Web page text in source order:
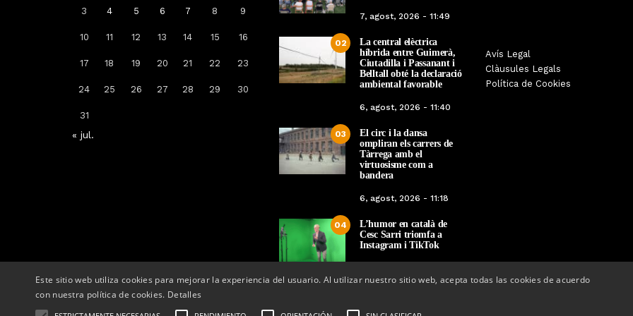
3 4 5 6 7 8 9
10 11 12 13 14 15 16
17 18 19 20 21 22 23
24 25 26 27 28 29 30
31
« jul.
7, agost, 2026 - 11:49
02
La central elèctrica
híbrida entre Guimerà,
Ciutadilla i Passanant i
Belltall obté la declaració
ambiental favorable
6, agost, 2026 - 11:40
03
El circ i la dansa
ompliran els carrers de
Tàrrega amb el
virtuosisme com a
bandera
6, agost, 2026 - 11:18
04
L’humor en català de
Cesc Sarri triomfa a
Instagram i TikTok
Avís Legal
Clàusules Legals
Política de Cookies
Arrenca la campanya de
vacunació: a qui li toca la de la
grip, COVID-19 o totes dues
14, octubre, 2025 - 08:04
Tàrrega farà bategar la història
amb l’estrena de “Lo Pedrafoc”,
la nova bèstia festiva de
12, maig, 2026 - 09:29
Tàrrega edita un
història dels gegants
en el marc de la
Este sitio web utiliza cookies para mejorar la experiencia del usuario. Al utilizar nuestro sitio web, acepta todas las cookies de acuerdo
con nuestra política de cookies. Detalles